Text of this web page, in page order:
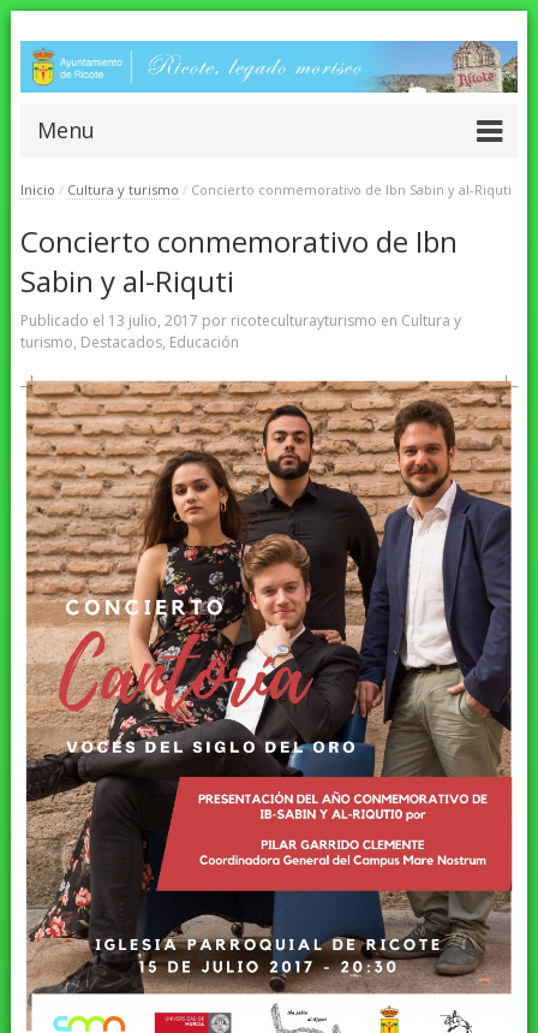
Menu
Inicio / Cultura y turismo / Concierto conmemorativo de Ibn Sabin y al-Riquti
Concierto conmemorativo de Ibn
Sabin y al-Riquti
Publicado el 13 julio, 2017 por ricoteculturayturismo en Cultura y
turismo, Destacados, Educación